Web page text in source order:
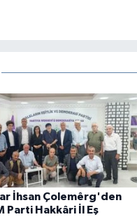
İhsan Çolemêrg'den
Parti Hakkâri İl Eş